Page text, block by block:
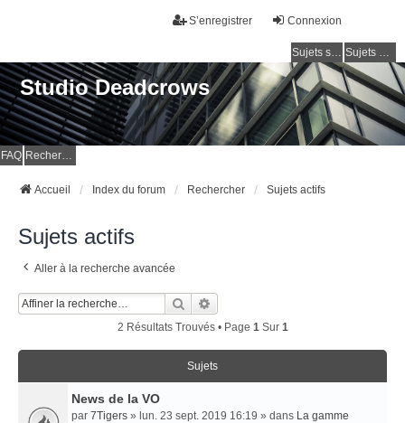
Connexion
S’enregistrer
Sujets sans réponse Sujets actifs
Studio Deadcrows
FAQ Rechercher
Accueil Index du forum Rechercher Sujets actifs
Sujets actifs
Aller à la recherche avancée
Rechercher
2 Résultats Trouvés • Page 1Sur 1
Sujets
News de la VO
par 7Tigers » lun. 23 sept. 2019 16:19 » dans La gamme